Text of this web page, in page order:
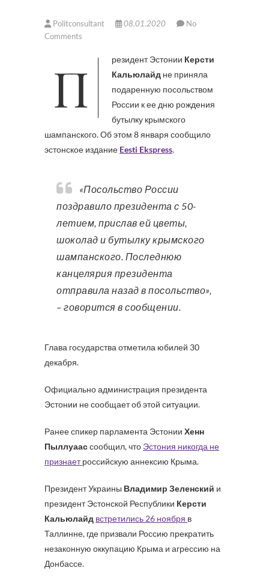
Politconsultant 08.01.2020
No
Comments
Президент Эстонии Керсти
Кальюлайд не приняла
подаренную посольством
России к ее дню рождения
бутылку крымского
шампанского. Об этом 8 января сообщило
эстонское издание Eesti Ekspress.
«Посольство России
поздравило президента с 50-
летием, прислав ей цветы,
шоколад и бутылку крымского
шампанского. Последнюю
канцелярия президента
отправила назад в посольство»,
– говорится в сообщении.
Глава государства отметила юбилей 30
декабря.
Официально администрация президента
Эстонии не сообщает об этой ситуации.
Ранее спикер парламента Эстонии Хенн
Пыллуаассообщил, что Эстония никогда не
признаетроссийскую аннексию Крыма.
Президент Украины Владимир Зеленский и
президент Эстонской Республики Керсти
Кальюлайд встретились 26 ноября в
Таллинне, где призвали Россию прекратить
незаконную оккупацию Крыма и агрессию на
Донбассе.